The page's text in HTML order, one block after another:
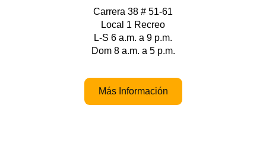
Carrera 38 # 51-61
Local 1 Recreo
L-S 6 a.m. a 9 p.m.
Dom 8 a.m. a 5 p.m.
Más Información